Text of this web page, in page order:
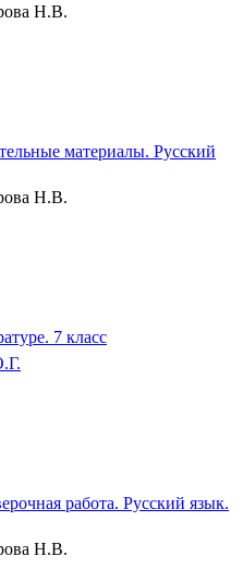
Н.В.
материалы. Русский
Н.В.
7 класс
работа. Русский язык.
Н.В.